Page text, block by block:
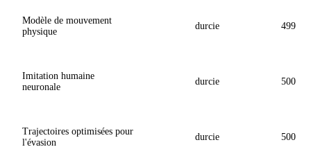
Modèle de mouvement
physique
durcie 499
Imitation humaine
neuronale
durcie 500
Trajectoires optimisées pour
l'évasion
durcie 500